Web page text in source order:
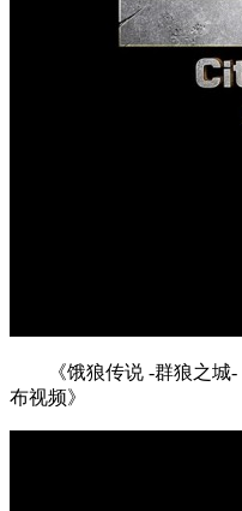
《饿狼传说 -群狼之
布视频》